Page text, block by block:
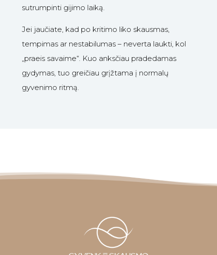
sutrumpinti gijimo laiką.
Jei jaučiate, kad po kritimo liko skausmas,
tempimas ar nestabilumas – neverta laukti, kol
„praeis savaime“. Kuo anksčiau pradedamas
gydymas, tuo greičiau grįžtama į normalų
gyvenimo ritmą.